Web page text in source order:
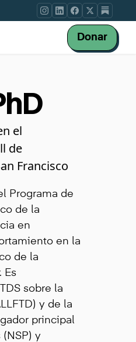
Donar
el
de
Francisco
Programa de
de la
en
en la
de la
Es
sobre la
y de la
principal
y